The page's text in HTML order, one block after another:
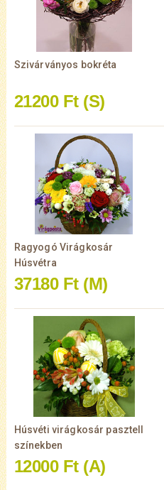
Szivárványos bokréta
21200 Ft (S)
Ragyogó Virágkosár
Húsvétra
37180 Ft (M)
Húsvéti virágkosár pasztell
színekben
12000 Ft (A)